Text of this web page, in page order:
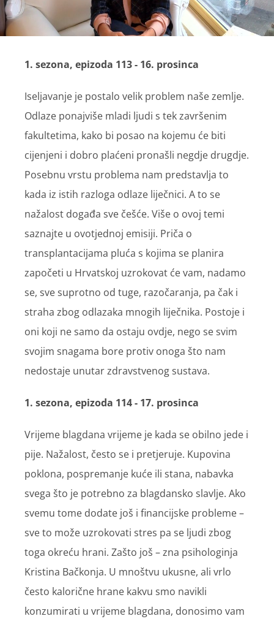
1. sezona, epizoda 113 - 16. prosinca
Iseljavanje je postalo velik problem naše zemlje.
Odlaze ponajviše mladi ljudi s tek završenim
fakultetima, kako bi posao na kojemu će biti
cijenjeni i dobro plaćeni pronašli negdje drugdje.
Posebnu vrstu problema nam predstavlja to
kada iz istih razloga odlaze liječnici. A to se
nažalost događa sve češće. Više o ovoj temi
saznajte u ovotjednoj emisiji. Priča o
transplantacijama pluća s kojima se planira
započeti u Hrvatskoj uzrokovat će vam, nadamo
se, sve suprotno od tuge, razočaranja, pa čak i
straha zbog odlazaka mnogih liječnika. Postoje i
oni koji ne samo da ostaju ovdje, nego se svim
svojim snagama bore protiv onoga što nam
nedostaje unutar zdravstvenog sustava.
1. sezona, epizoda 114 - 17. prosinca
Vrijeme blagdana vrijeme je kada se obilno jede i
pije. Nažalost, često se i pretjeruje. Kupovina
poklona, pospremanje kuće ili stana, nabavka
svega što je potrebno za blagdansko slavlje. Ako
svemu tome dodate još i financijske probleme –
sve to može uzrokovati stres pa se ljudi zbog
toga okreću hrani. Zašto još – zna psihologinja
Kristina Bačkonja. U mnoštvu ukusne, ali vrlo
često kalorične hrane kakvu smo navikli
konzumirati u vrijeme blagdana, donosimo vam